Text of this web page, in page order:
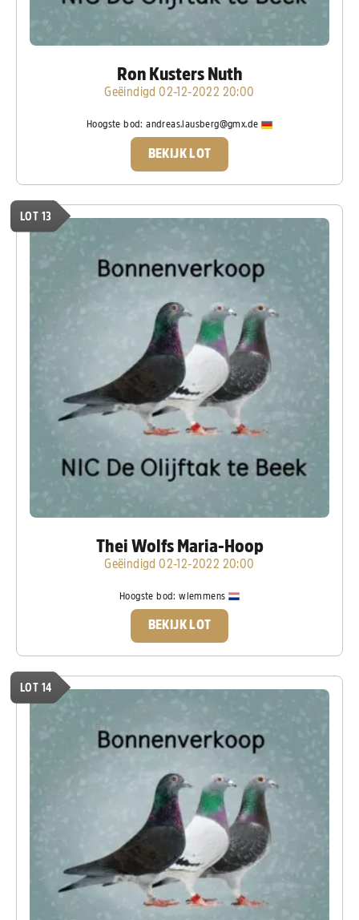
Ron Kusters Nuth
Geëindigd 02-12-2022 20:00
Hoogste bod:andreas.lausberg@gmx.de
BEKIJK LOT
LOT 13
Thei Wolfs Maria-Hoop
Geëindigd 02-12-2022 20:00
Hoogste bod:wlemmens
BEKIJK LOT
LOT 14